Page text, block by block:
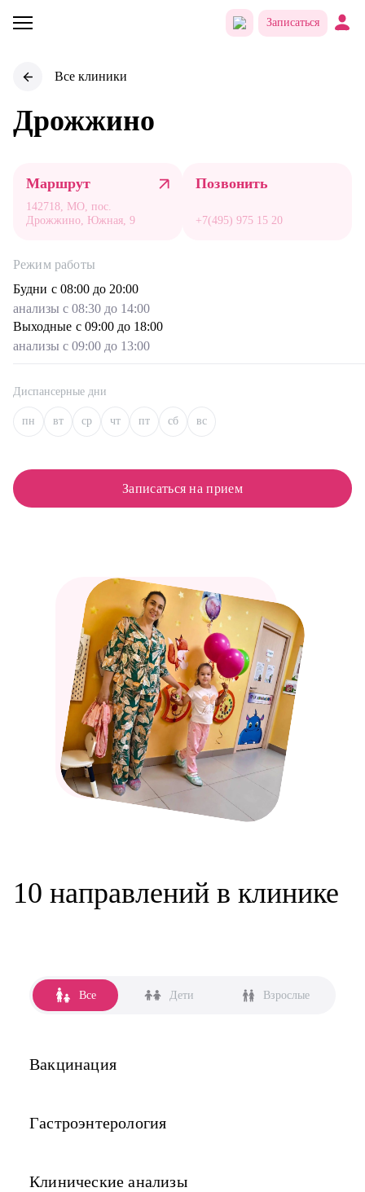
Записаться
Все клиники
Дрожжино
Маршрут
142718, МО, пос.
Дрожжино, Южная, 9
Позвонить
+7(495) 975 15 20
Режим работы
Будни с 08:00 до 20:00
анализы с 08:30 до 14:00
Выходные с 09:00 до 18:00
анализы с 09:00 до 13:00
Диспансерные дни
пн вт ср чт пт сб вс
Записаться на прием
10 направлений в клинике
Все Дети Взрослые
Вакцинация
Гастроэнтерология
Клинические анализы